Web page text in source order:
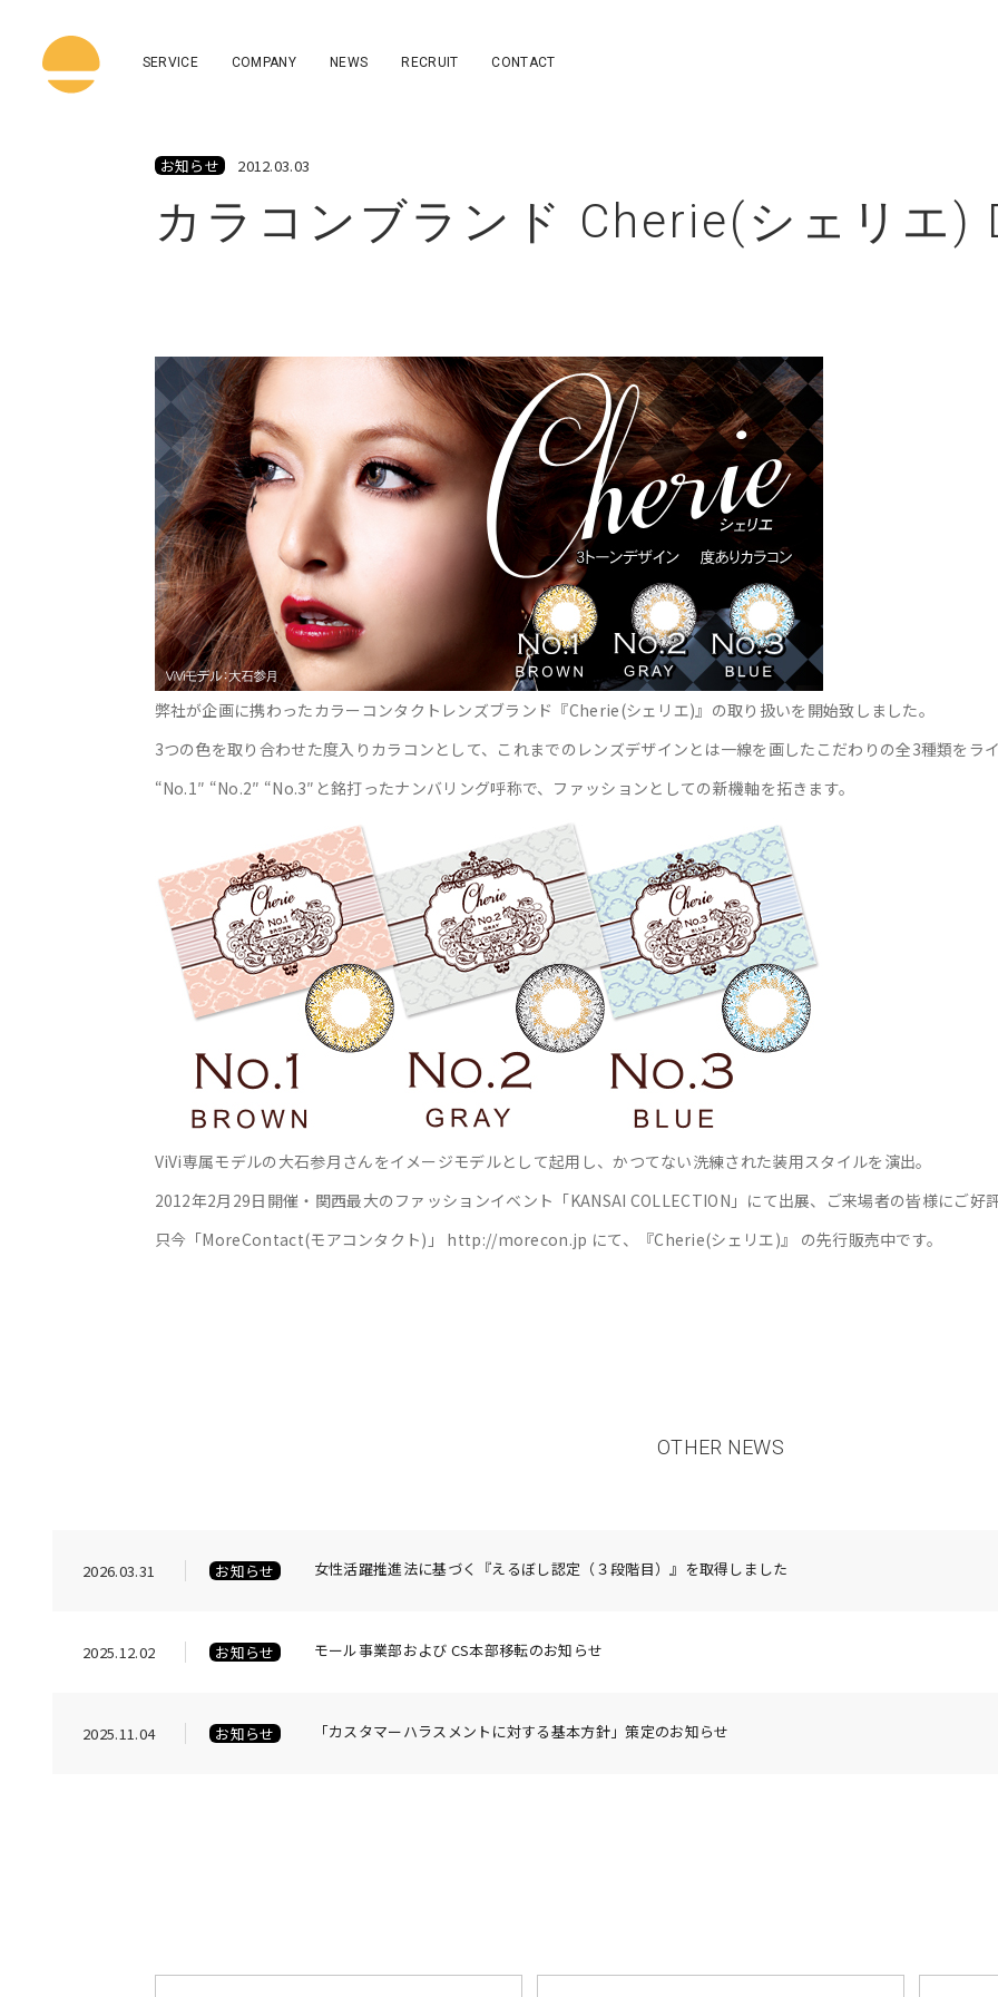
SERVICE COMPANY NEWS RECRUIT CONTACT
お知らせ 2012.03.03
カラコンブランド Cherie(シェリエ)
弊社が企画に携わったカラーコンタクトレンズブランド『Cherie(シェリエ)』の取り扱いを開始致しました。
3つの色を取り合わせた度入りカラコンとして、これまでのレンズデザインとは一線を画したこだわりの全3種類をライ
“No.1″ “No.2″ “No.3″と銘打ったナンバリング呼称で、ファッションとしての新機軸を拓きます。
ViVi専属モデルの大石参月さんをイメージモデルとして起用し、かつてない洗練された装用スタイルを演出。
2012年2月29日開催・関西最大のファッションイベント「KANSAI COLLECTION」にて出展、ご来場者の皆様にご好
只今「MoreContact(モアコンタクト)」 http://morecon.jp にて、『Cherie(シェリエ)』 の先行販売中です。
OTHER NEWS
2026.03.31 お知らせ 女性活躍推進法に基づく『えるぼし認定（３段階目）』を取得しました
2025.12.02 お知らせ モール事業部および CS本部移転のお知らせ
2025.11.04 お知らせ 「カスタマーハラスメントに対する基本方針」策定のお知らせ